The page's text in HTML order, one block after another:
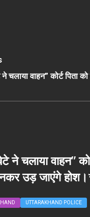
ने चलाया वाहन” कोर्ट पिता
ने चलाया वाहन”
उड़ जाएंगे
UTTARAKHAND POLICE